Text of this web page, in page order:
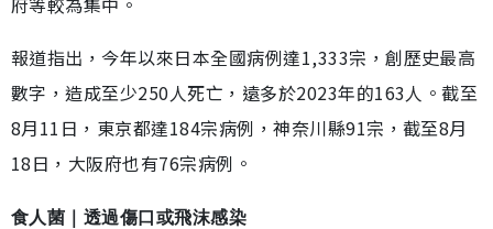
報道指出，今年以來日本全國病例達1,333宗，創歷史最高
數字，造成至少250人死亡，遠多於2023年的163人。截至
8月11日，東京都達184宗病例，神奈川縣91宗，截至8月
18日，大阪府也有76宗病例。
食人菌｜透過傷口或飛沫感染